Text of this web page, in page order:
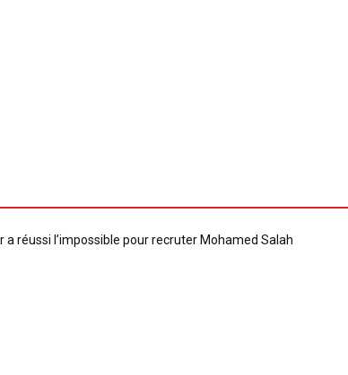
réussi l’impossible pour recruter Mohamed Salah